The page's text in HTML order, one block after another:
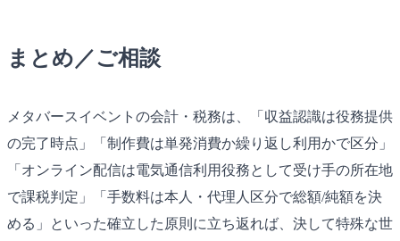
まとめ／ご相談
メタバースイベントの会計・税務は、「収益認識は役務提供
の完了時点」「制作費は単発消費か繰り返し利用かで区分」
「オンライン配信は電気通信利用役務として受け手の所在地
で課税判定」「手数料は本人・代理人区分で総額/純額を決
める」といった確立した原則に立ち返れば、決して特殊な世